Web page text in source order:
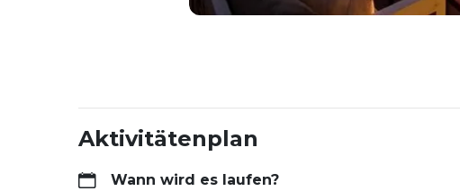
Aktivitätenplan
Wann wird es laufen?